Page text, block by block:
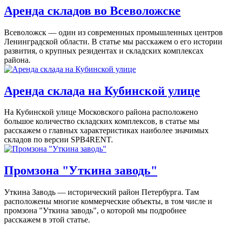
Аренда складов во Всеволожске
Всеволожск — один из современных промышленных центров
Ленинградской области. В статье мы расскажем о его истории
развития, о крупных резидентах и складских комплексах
района.
Аренда склада на Кубинской улице
На Кубинской улице Московского района расположено
большое количество складских комплексов, в статье мы
расскажем о главных характеристиках наиболее значимых
складов по версии SPB4RENT.
Промзона "Уткина заводь"
Уткина Заводь — исторический район Петербурга. Там
расположены многие коммерческие объекты, в том числе и
промзона "Уткина заводь", о которой мы подробнее
расскажем в этой статье.